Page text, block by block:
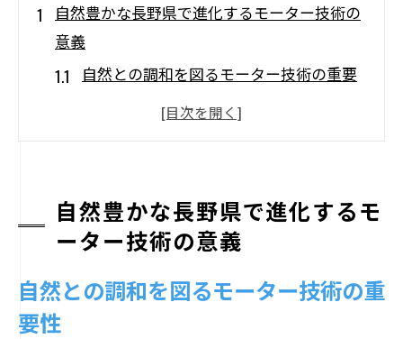
自然豊かな長野県で進化するモーター技術の
意義
自然との調和を図るモーター技術の重要
長野県の特性を生かしたモーター開発の
環境に優しいモーター技術の進化とその
未来
長野県の自然環境が育むモーター技術の
可能性
自然豊かな長野県で進化するモ
ーター技術の意義
自然との調和を図るモーター技術の重
要性